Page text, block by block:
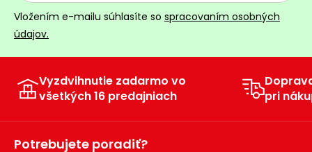
Vložením e-mailu súhlasíte so spracovaním osobných
údajov.
Vyzdvihnutie zadarmo vo
všetkých 16 predajniach
pri
Potrebujete poradiť?